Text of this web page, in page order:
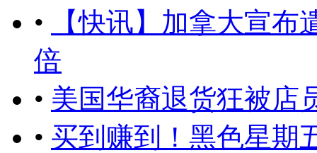
•
【快讯】加拿大宣
倍
• 美国华裔退货狂被店
• 买到赚到！黑色星期